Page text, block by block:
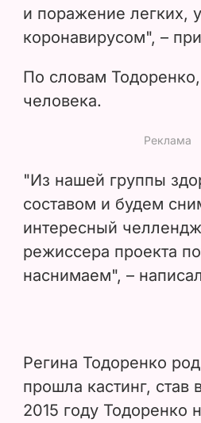
и поражение легких,
коронавирусом", –
По словам
человека.
"Из нашей группы
составом и будем
интересный
режиссера проекта
наснимаем", –
Регина Тодоренко
прошла кастинг,
2015 году Тодоренко